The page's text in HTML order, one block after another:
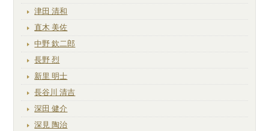
津田 清和
直木 美佐
中野 欽二郎
長野 烈
新里 明士
長谷川 清吉
深田 健介
深見 陶治